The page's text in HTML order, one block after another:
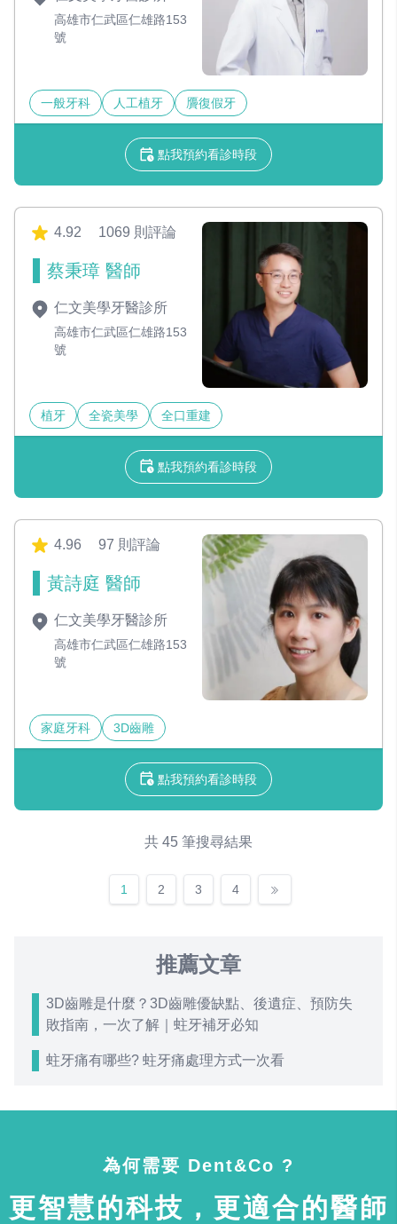
高雄市仁武區仁雄路153
號
一般牙科 人工植牙 贗復假牙
點我預約看診時段
4.92 1069 則評論
蔡秉璋 醫師
仁文美學牙醫診所
高雄市仁武區仁雄路153
號
植牙 全瓷美學 全口重建
點我預約看診時段
4.96 97 則評論
黃詩庭 醫師
仁文美學牙醫診所
高雄市仁武區仁雄路153
號
家庭牙科 3D齒雕
點我預約看診時段
共 45 筆搜尋結果
1 2 3 4
推薦文章
3D齒雕是什麼？3D齒雕優缺點、後遺症、預防失
敗指南，一次了解｜蛀牙補牙必知
蛀牙痛有哪些? 蛀牙痛處理方式一次看
為何需要 Dent&Co ?
更智慧的科技，更適合的醫師